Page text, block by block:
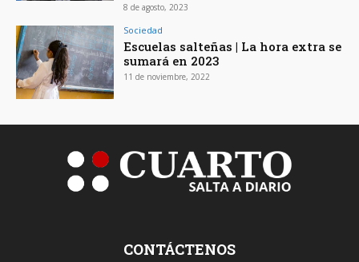
8 de agosto, 2023
Sociedad
Escuelas salteñas | La hora extra se
sumará en 2023
11 de noviembre, 2022
CONTÁCTENOS